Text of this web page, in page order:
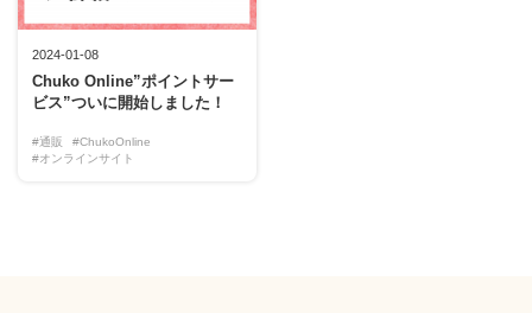
2024-01-08
Chuko Online”ポイントサー
ビス”ついに開始しました！
#通販
#ChukoOnline
#オンラインサイト